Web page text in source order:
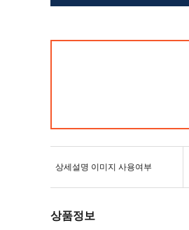
상세설명 이미지 사용여부
상품정보